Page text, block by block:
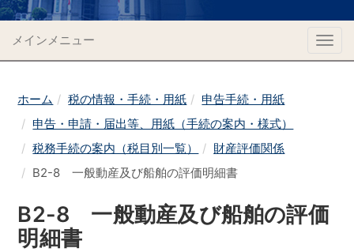
メインメニュー
ホーム 税の情報・手続・用紙
申告手続・用紙
申告・申請・届出等、用紙（手続の案内・様式）
税務手続の案内（税目別一覧）
財産評価関係
B2-8 一般動産及び船舶の評価明細書
B2-8 一般動産及び船舶の評価
明細書